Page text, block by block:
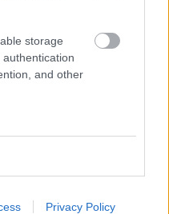
storage
and other
Privacy Policy
ezzel lesz